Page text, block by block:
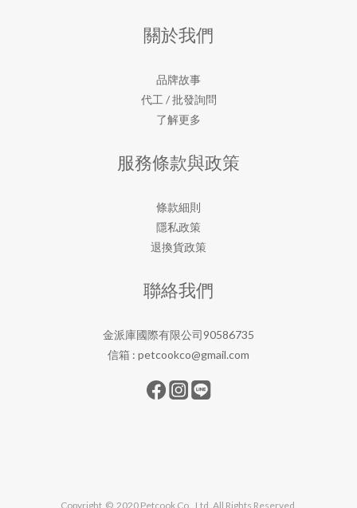
關於我們
品牌故事
代工 / 批發詢問
了解更多
服務條款與政策
條款細則
隱私政策
退換貨政策
聯絡我們
金派庫國際有限公司90586735
信箱 : petcookco@gmail.com
Copyright © 2020 Petcook Co., Ltd. All Rights Reserved.